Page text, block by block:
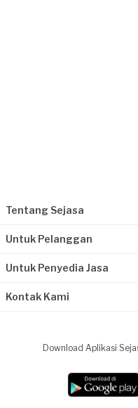
Tentang Sejasa
Untuk Pelanggan
Untuk Penyedia Jasa
Kontak Kami
Download Aplikasi